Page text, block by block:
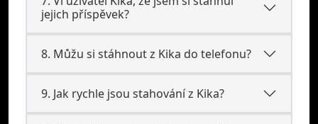
jejich příspěvek?
8. Můžu si stáhnout z Kika do telefonu?
9. Jak rychle jsou stahování z Kika?